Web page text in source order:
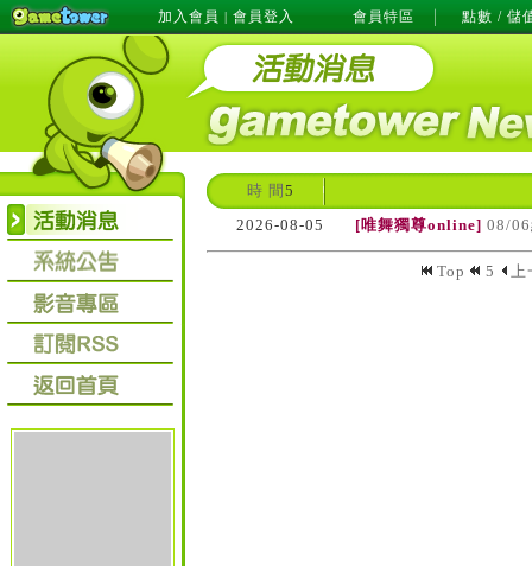
加入會員 | 會員登入 會員特區 點數 / 儲
時 間 5
2026-08-05
[唯舞獨尊online] 08/
Top 5 上